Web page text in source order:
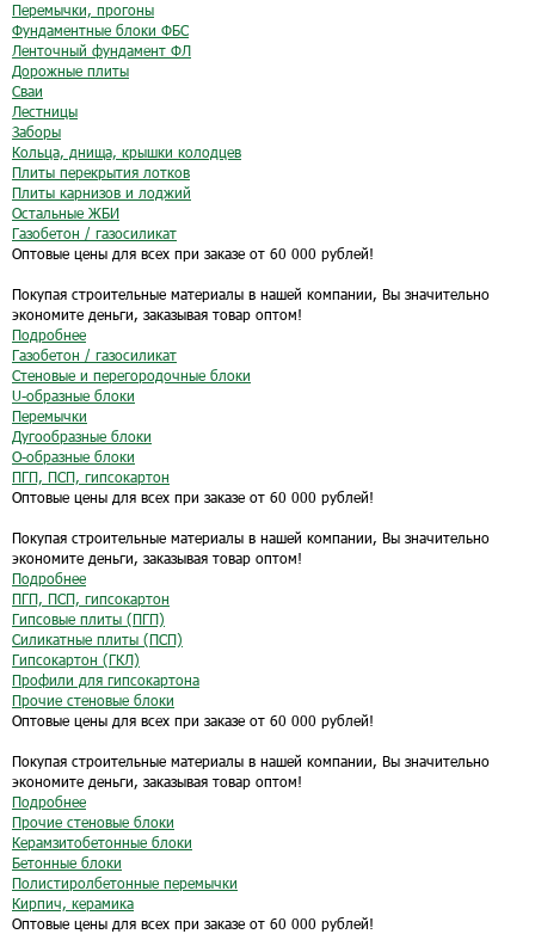
Перемычки, прогоны
Фундаментные блоки ФБС
Ленточный фундамент ФЛ
Дорожные плиты
Сваи
Лестницы
Заборы
Кольца, днища, крышки колодцев
Плиты перекрытия лотков
Плиты карнизов и лоджий
Остальные ЖБИ
Газобетон / газосиликат
Оптовые цены для всех при заказе от 60 000 рублей!
Покупая строительные материалы в нашей компании, Вы значительно
экономите деньги, заказывая товар оптом!
Подробнее
Газобетон / газосиликат
Стеновые и перегородочные блоки
U-образные блоки
Перемычки
Дугообразные блоки
O-образные блоки
ПГП, ПСП, гипсокартон
Оптовые цены для всех при заказе от 60 000 рублей!
Покупая строительные материалы в нашей компании, Вы значительно
экономите деньги, заказывая товар оптом!
Подробнее
ПГП, ПСП, гипсокартон
Гипсовые плиты (ПГП)
Силикатные плиты (ПСП)
Гипсокартон (ГКЛ)
Профили для гипсокартона
Прочие стеновые блоки
Оптовые цены для всех при заказе от 60 000 рублей!
Покупая строительные материалы в нашей компании, Вы значительно
экономите деньги, заказывая товар оптом!
Подробнее
Прочие стеновые блоки
Керамзитобетонные блоки
Бетонные блоки
Полистиролбетонные перемычки
Кирпич, керамика
Оптовые цены для всех при заказе от 60 000 рублей!